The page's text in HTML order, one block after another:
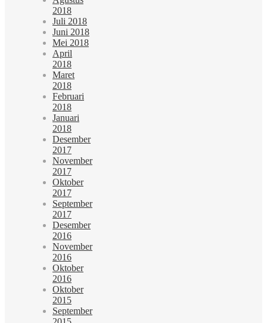
2018
Juli 2018
Juni 2018
Mei 2018
April
2018
Maret
2018
Februari
2018
Januari
2018
Desember
2017
November
2017
Oktober
2017
September
2017
Desember
2016
November
2016
Oktober
2016
Oktober
2015
September